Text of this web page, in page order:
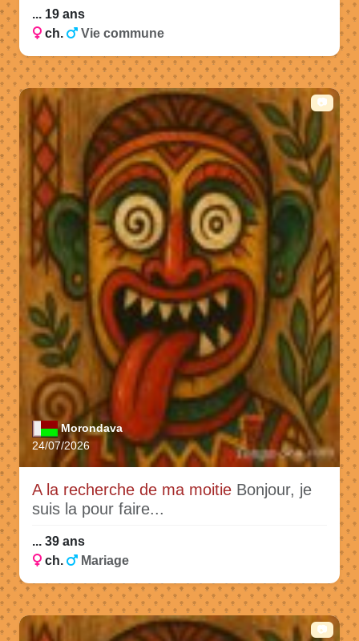
... 19 ans
ch.
Vie commune
Morondava
24/07/2026
📷
A la recherche de ma moitie Bonjour, je
suis la pour faire...
... 39 ans
ch.
Mariage
📷